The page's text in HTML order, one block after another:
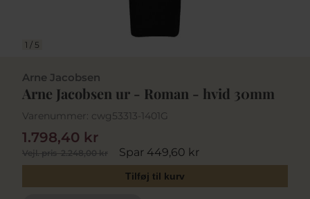
1 / 5
Arne Jacobsen
Arne Jacobsen ur - Roman - hvid 30mm
Varenummer: cwg53313-1401G
Vejl. pris2.248,00 kr Spar 449,60 kr
1.798,40 kr
Tilføj til kurv